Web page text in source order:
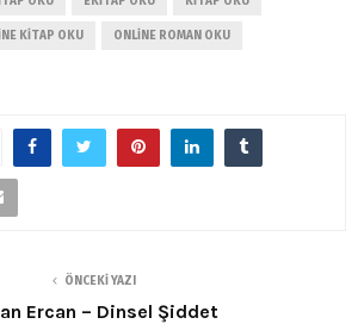
KITAP OKU ONLINE ROMAN OKU
ÖNCEKI YAZI
Ercan – Dinsel Şiddet